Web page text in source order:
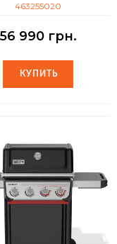
463255020
56 990 грн.
КУПИТЬ
КУПИТЬ